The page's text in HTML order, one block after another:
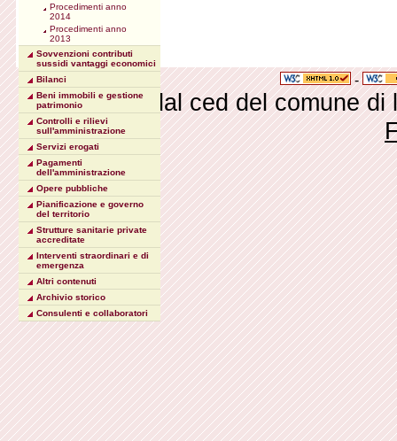
Procedimenti anno
2014
Procedimenti anno
2013
Sovvenzioni contributi
sussidi vantaggi economici
Bilanci
Beni immobili e gestione
patrimonio
Controlli e rilievi
sull'amministrazione
Servizi erogati
Pagamenti
dell'amministrazione
Opere pubbliche
Pianificazione e governo
del territorio
Strutture sanitarie private
accreditate
Interventi straordinari e di
emergenza
Altri contenuti
Archivio storico
Consulenti e collaboratori
-
Realizzato dal ced del comune